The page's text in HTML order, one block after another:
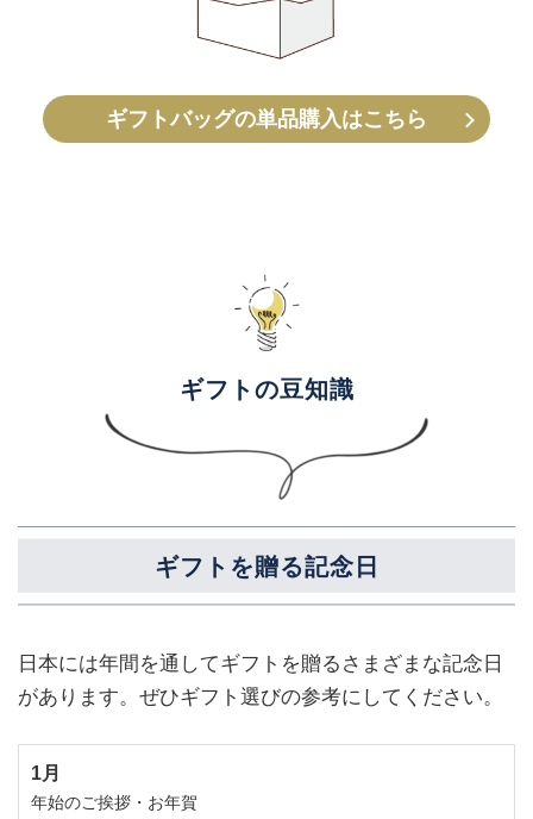
ギフトバッグの単品購入はこちら
ギフトの豆知識
ギフトを贈る記念日
日本には年間を通してギフトを贈るさまざまな記念日
があります。ぜひギフト選びの参考にしてください。
1月
年始のご挨拶・お年賀